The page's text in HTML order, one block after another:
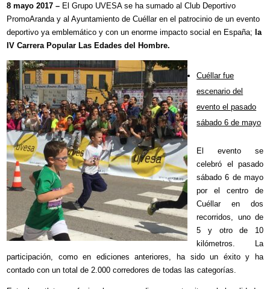
8 mayo 2017 – El Grupo UVESA se ha sumado al Club Deportivo
PromoAranda y al Ayuntamiento de Cuéllar en el patrocinio de un evento
deportivo ya emblemático y con un enorme impacto social en España;la
IV Carrera Popular Las Edades del Hombre.
Cuéllar fue
escenario del
evento el pasado
sábado 6 de mayo
El evento se
celebró el pasado
sábado 6 de mayo
por el centro de
Cuéllar en dos
recorridos, uno de
5 y otro de 10
kilómetros. La
participación, como en ediciones anteriores, ha sido un éxito y ha
contado con un total de 2.000 corredores de todas las categorías.